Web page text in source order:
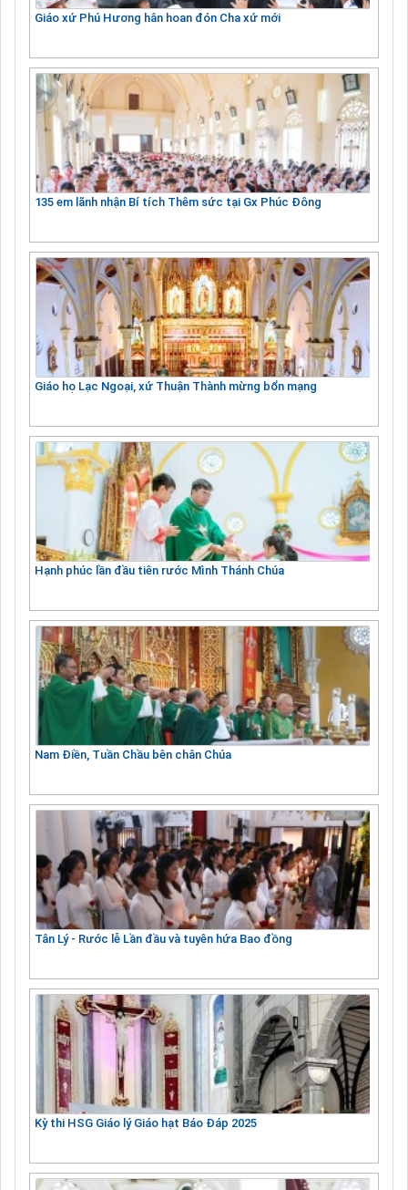
Giáo xứ Phú Hương hân hoan đón Cha xứ mới
135 em lãnh nhận Bí tích Thêm sức tại Gx Phúc Đông
Giáo họ Lạc Ngoại, xứ Thuận Thành mừng bổn mạng
Hạnh phúc lần đầu tiên rước Mình Thánh Chúa
Nam Điền, Tuần Chầu bên chân Chúa
Tân Lý - Rước lễ Lần đầu và tuyên hứa Bao đồng
Kỳ thi HSG Giáo lý Giáo hạt Báo Đáp 2025